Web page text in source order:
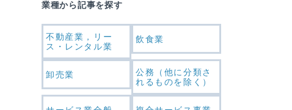
業種から記事を探す
不動産業，リー
ス・レンタル業
飲食業
卸売業
公務（他に分類さ
れるものを除く）